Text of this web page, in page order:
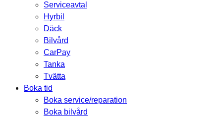
Serviceavtal
Hyrbil
Däck
Bilvård
CarPay
Tanka
Tvätta
Boka tid
Boka service/reparation
Boka bilvård